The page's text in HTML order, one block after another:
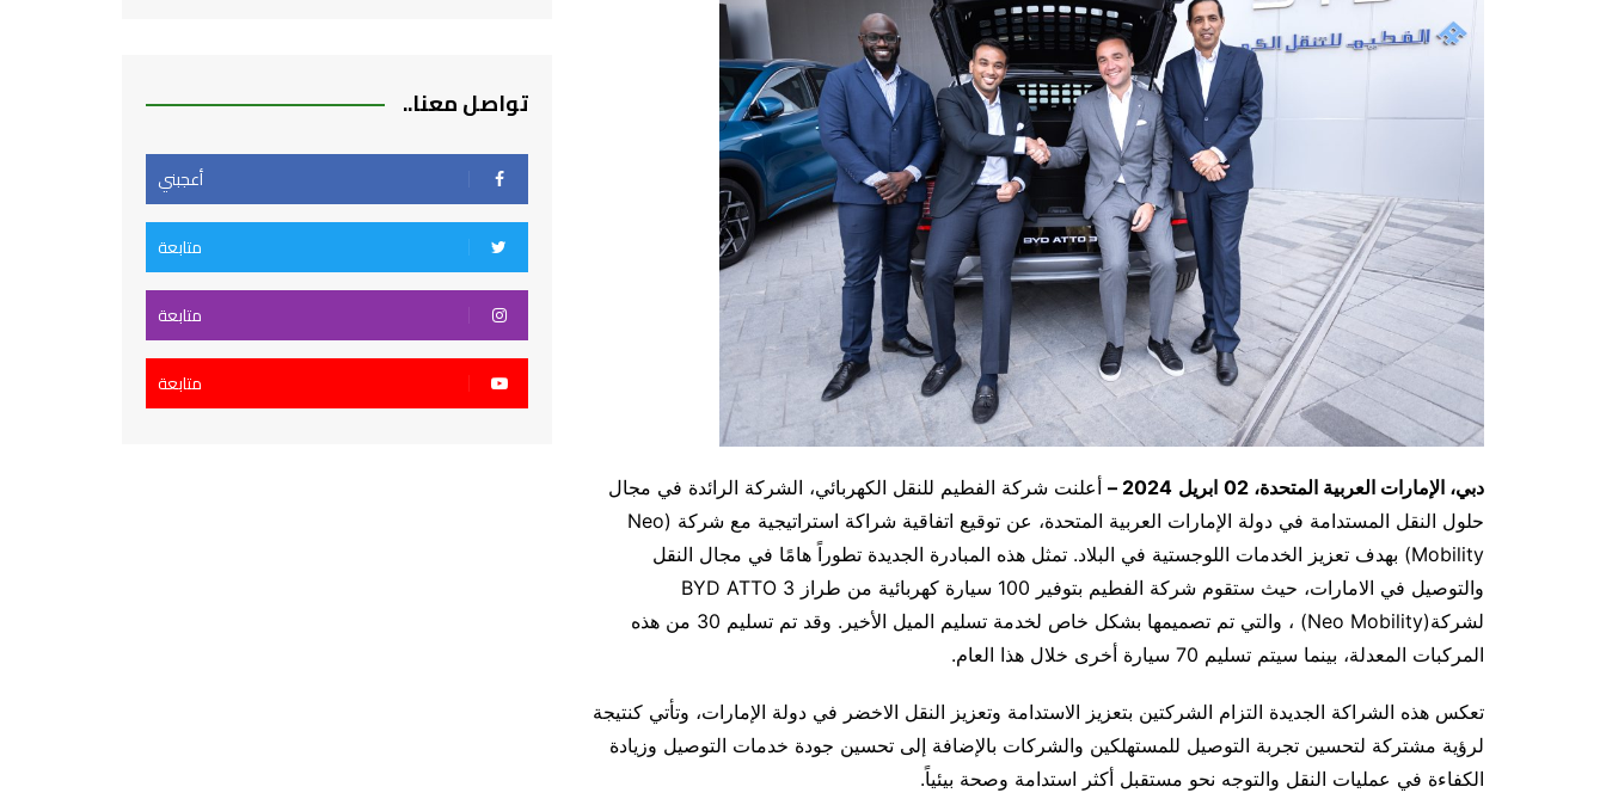
دبي، الإمارات العربية المتحدة، 02 ابريل 2024 –
أعلنت شركة الفطيم للنقل الكهربائي، الشركة الرائدة في مجال
حلول النقل المستدامة في دولة الإمارات العربية المتحدة، عن توقيع اتفاقية شراكة استراتيجية مع شركة (Neo
Mobility) بهدف تعزيز الخدمات اللوجستية في البلاد. تمثل هذه المبادرة الجديدة تطوراً هامًا في مجال النقل
والتوصيل في الامارات، حيث ستقوم شركة الفطيم بتوفير 100 سيارة كهربائية من طراز BYD ATTO 3
لشركة(Neo Mobility) ، والتي تم تصميمها بشكل خاص لخدمة تسليم الميل الأخير. وقد تم تسليم 30 من هذه
المركبات المعدلة، بينما سيتم تسليم 70 سيارة أخرى خلال هذا العام.
تعكس هذه الشراكة الجديدة التزام الشركتين بتعزيز الاستدامة وتعزيز النقل الاخضر في دولة الإمارات، وتأتي كنتيجة
لرؤية مشتركة لتحسين تجربة التوصيل للمستهلكين والشركات بالإضافة إلى تحسين جودة خدمات التوصيل وزيادة
الكفاءة في عمليات النقل والتوجه نحو مستقبل أكثر استدامة وصحة بيئياً.
تواصل معنا..
أعجبني
متابعة
متابعة
متابعة